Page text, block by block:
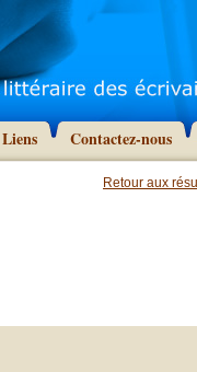
Liens Contactez-nous
Retour aux